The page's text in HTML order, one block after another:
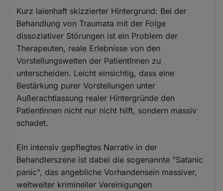
Kurz laienhaft skizzierter Hintergrund: Bei der
Behandlung von Traumata mit der Folge
dissoziativer Störungen ist ein Problem der
Therapeuten, reale Erlebnisse von den
Vorstellungswelten der PatientInnen zu
unterscheiden. Leicht einsichtig, dass eine
Bestärkung purer Vorstellungen unter
Außerachtlassung realer Hintergründe den
PatientInnen nicht nur nicht hilft, sondern massiv
schadet.
Ein intensiv gepflegtes Narrativ in der
Behandlerszene ist dabei die sogenannte "Satanic
panic", das angebliche Vorhandensein massiver,
weltweiter krimineller Vereinigungen